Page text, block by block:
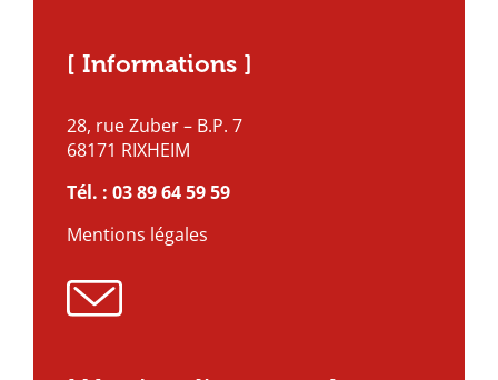
[ Informations ]
28, rue Zuber – B.P. 7
68171 RIXHEIM
Tél. : 03 89 64 59 59
Mentions légales